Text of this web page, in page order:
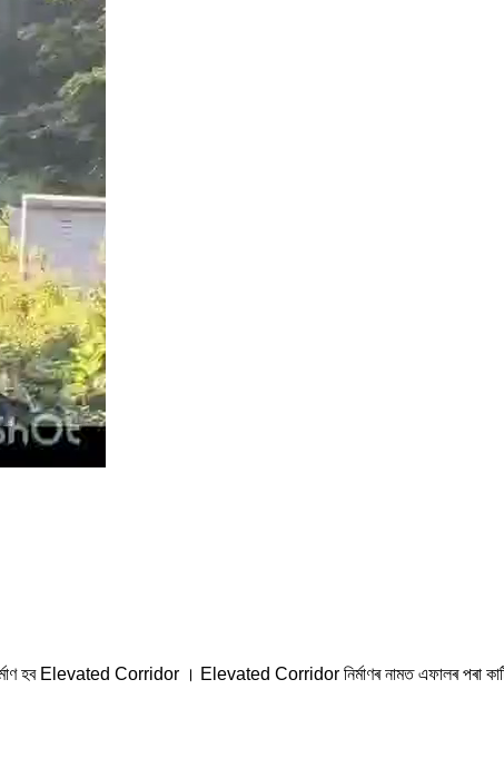
নিৰ্মাণ হব Elevated Corridor । Elevated Corridor নিৰ্মাণৰ নামত এফালৰ পৰা